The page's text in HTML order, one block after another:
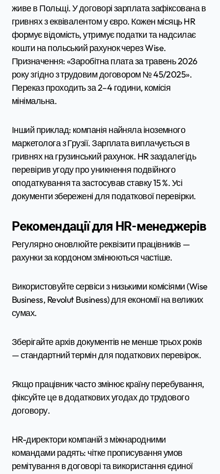
живе в Польщі. У договорі зарплата зафіксована в
гривнях з еквівалентом у євро. Кожен місяць HR
формує відомість, утримує податки та надсилає
кошти на польський рахунок через Wise.
Призначення: «Заробітна плата за травень 2026
року згідно з трудовим договором № 45/2025».
Переказ проходить за 2–4 години, комісія
мінімальна.
Інший приклад: компанія найняла іноземного
маркетолога з Грузії. Зарплата виплачується в
гривнях на грузинський рахунок. HR заздалегідь
перевірив угоду про уникнення подвійного
оподаткування та застосував ставку 15 %. Усі
документи збережені для податкової перевірки.
Рекомендації для HR-менеджерів
Регулярно оновлюйте реквізити працівників —
рахунки за кордоном змінюються частіше.
Використовуйте сервіси з низькими комісіями (Wise
Business, Revolut Business) для економії на великих
сумах.
Зберігайте архів документів не менше трьох років
— стандартний термін для податкових перевірок.
Якщо працівник часто змінює країну перебування,
фіксуйте це в додаткових угодах до трудового
договору.
HR-директори компаній з міжнародними
командами радять: чітке прописування умов
ремітування в договорі та використання єдиної